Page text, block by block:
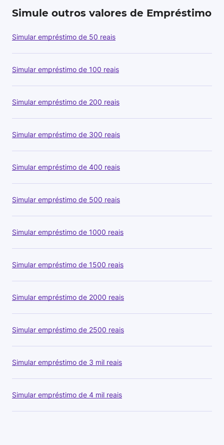
Simule outros valores de Empréstimo
Simular empréstimo de 50 reais
Simular empréstimo de 100 reais
Simular empréstimo de 200 reais
Simular empréstimo de 300 reais
Simular empréstimo de 400 reais
Simular empréstimo de 500 reais
Simular empréstimo de 1000 reais
Simular empréstimo de 1500 reais
Simular empréstimo de 2000 reais
Simular empréstimo de 2500 reais
Simular empréstimo de 3 mil reais
Simular empréstimo de 4 mil reais